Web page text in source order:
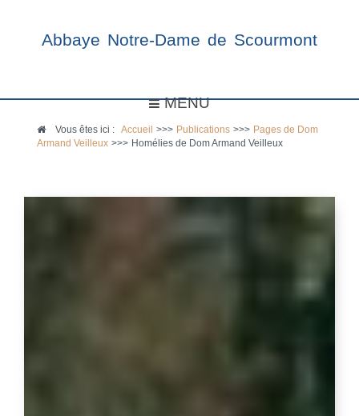
Abbaye Notre-Dame de Scourmont
MENU
Vous êtes ici :Accueil >>> Publications >>> Pages de Dom
Armand Veilleux >>> Homélies de Dom Armand Veilleux